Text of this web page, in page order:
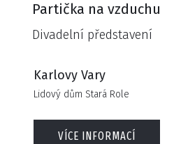
Partička na vzduchu
Divadelní představení
Karlovy Vary
Lidový dům Stará Role
VÍCE INFORMACÍ